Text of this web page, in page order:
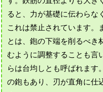
ると、力が基礎に伝わらな
これは禁止されています。
とは、鉋の下端を削るべき
むように調整することも言
らは台均しとも呼ばれます
の鉋もあり、刃が直角に仕